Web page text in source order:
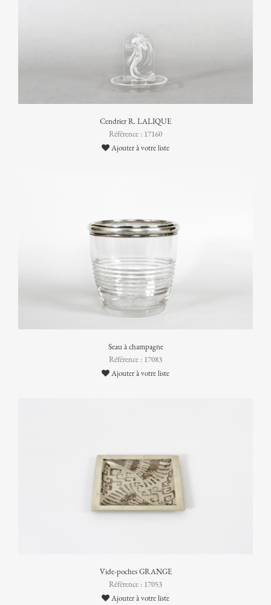
Cendrier R. LALIQUE
Référence : 17160
Ajouter à votre liste
Seau à champagne
Référence : 17083
Ajouter à votre liste
Vide-poches GRANGE
Référence : 17053
Ajouter à votre liste